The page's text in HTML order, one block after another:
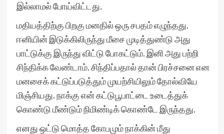
இல்லாமல் போய்விட்டது.
மதியத்திற்கு பிறகு மனதில் ஒரு சபதம் எழுந்தது.
ஈனியின் இடுக்கிலிருந்து மீசை முடித்துண்டு அது
பாட்டுக்கு இருந்து விட்டு போகட்டும். இனி அது பற்றி
சிந்திக்க வேண்டாம். சிந்திப்பதால் தான் பிரச்சனை என
மனசைக் கட்டுப்படுத்தும் முயற்சியிலும் தோல்வியே
மிஞ்சியது. நாக்கு என் கட்டுபூபாட்டை உடைத்துக்
கொண்டு மீண்டும் நிமிண்டிக் கொண்டே இருந்தது.
எனது ஒட்டு மொத்த கோபமும் நாக்கின் மீது